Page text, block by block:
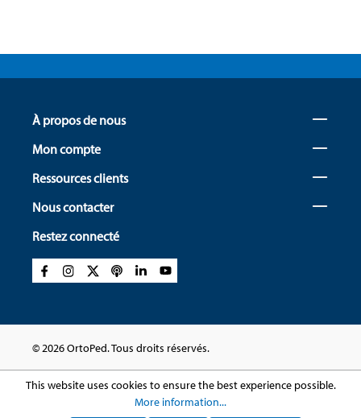
À propos de nous
Mon compte
Ressources clients
Nous contacter
Restez connecté
© 2026 OrtoPed. Tous droits réservés.
This website uses cookies to ensure the best experience possible.
More information...